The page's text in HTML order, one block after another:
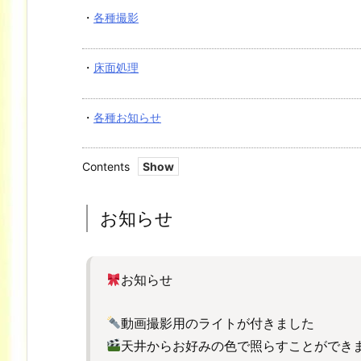
・ 各種撮影
・ 床面処理
・ 各種お知らせ
Contents
知
お知らせ
お知らせ
動画撮影用のライトが付きました
天井からお好みの色で照らすことができ